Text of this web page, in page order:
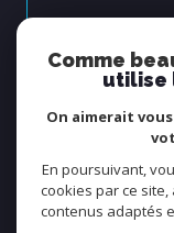
Comme
utilise
On aimerait
En poursuivant,
cookies par ce
contenus adaptés